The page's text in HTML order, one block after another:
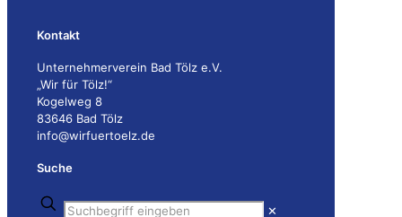
Kontakt
Unternehmerverein Bad Tölz e.V.
„Wir für Tölz!“
Kogelweg 8
83646 Bad Tölz
info@wirfuertoelz.de
Suche
✕